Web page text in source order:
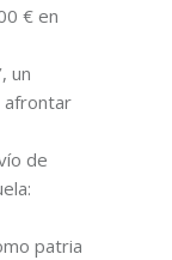
€ en
un
afrontar
de
patria